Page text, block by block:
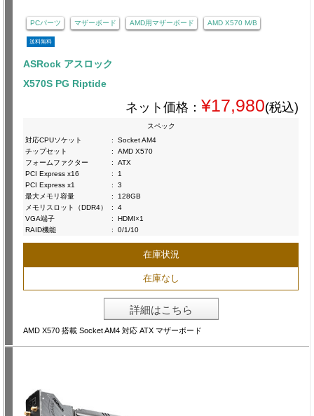
PCパーツ マザーボード AMD用マザーボード AMD X570 M/B
送料無料
ASRock アスロック
X570S PG Riptide
ネット価格： ¥17,980(税込)
スペック
対応CPUソケット
:
Socket AM4
チップセット
:
AMD X570
フォームファクター
:
ATX
PCI Express x16
:
1
PCI Express x1
:
3
最大メモリ容量
:
128GB
メモリスロット（DDR4）
:
4
VGA端子
:
HDMI×1
RAID機能
: 0/1/10
在庫状況
在庫なし
詳細はこちら
AMD X570 搭載 Socket AM4 対応 ATX マザーボード